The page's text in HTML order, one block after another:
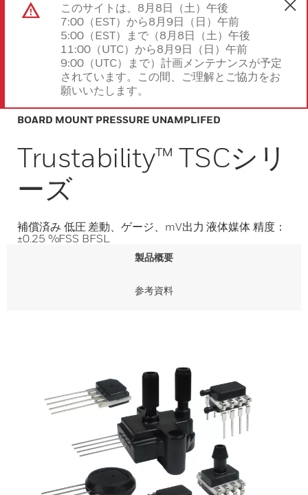
このサイトは、8月8日（土）午後
7:00（EST）から8月9日（日）午前
5:00（EST）まで（8月8日（土）午後
11:00（UTC）から8月9日（日）午前
9:00（UTC）まで）計画メンテナンスが予定
されています。この間、ご理解とご協力をお
願いいたします。
BOARD MOUNT PRESSURE UNAMPLIFED
Trustability™ TSCシリ
ーズ
補償済み 低圧 差動、ゲージ、mV出力 液体媒体 精度：
±0.25 %FSS BFSL
製品概要
参考資料